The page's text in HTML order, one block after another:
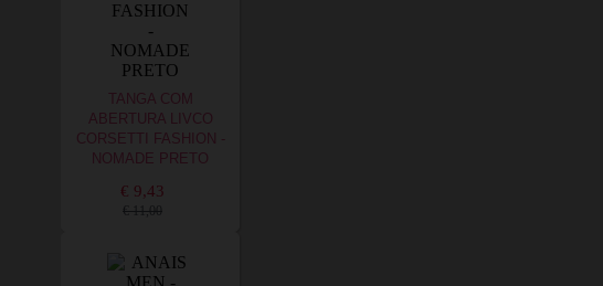
TANGA COM
ABERTURA LIVCO
CORSETTI FASHION -
NOMADE PRETO
€ 9,43
€ 11,00